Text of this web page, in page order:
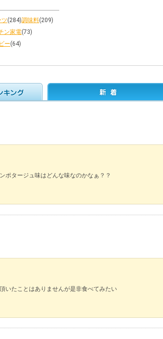
ツ(284)調味料(209)
ン家電(73)
ー(64)
ポタージュ味はどんな味なのかなぁ？？
いたことはありませんが是非食べてみたい